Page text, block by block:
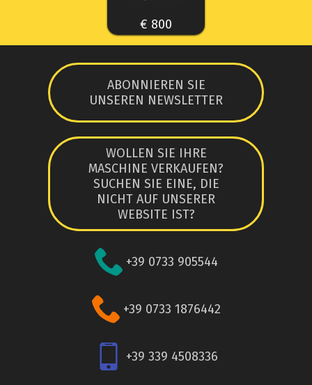
€ 800
ABONNIEREN SIE
UNSEREN NEWSLETTER
WOLLEN SIE IHRE
MASCHINE VERKAUFEN?
SUCHEN SIE EINE, DIE
NICHT AUF UNSERER
WEBSITE IST?
+39 0733 905544
+39 0733 1876442
+39 339 4508336